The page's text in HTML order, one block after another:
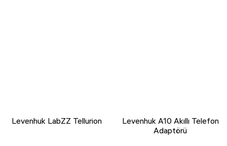
Levenhuk LabZZ Tellurion
Levenhuk A10 Akıllı Telefon
Adaptörü